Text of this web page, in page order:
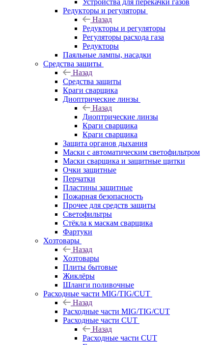
Устройства для перекачки газов
Редукторы и регуляторы
Назад
Редукторы и регуляторы
Регуляторы расхода газа
Редукторы
Паяльные лампы, насадки
Средства защиты
Назад
Средства защиты
Краги сварщика
Диоптрические линзы
Назад
Диоптрические линзы
Краги сварщика
Краги сварщика
Защита органов дыхания
Маски с автоматическим светофильтром
Маски сварщика и защитные щитки
Очки защитные
Перчатки
Пластины защитные
Пожарная безопасность
Прочее для средств защиты
Светофильтры
Стёкла к маскам сварщика
Фартуки
Хозтовары
Назад
Хозтовары
Плиты бытовые
Жиклёры
Шланги поливочные
Расходные части MIG/TIG/CUT
Назад
Расходные части MIG/TIG/CUT
Расходные части CUT
Назад
Расходные части CUT